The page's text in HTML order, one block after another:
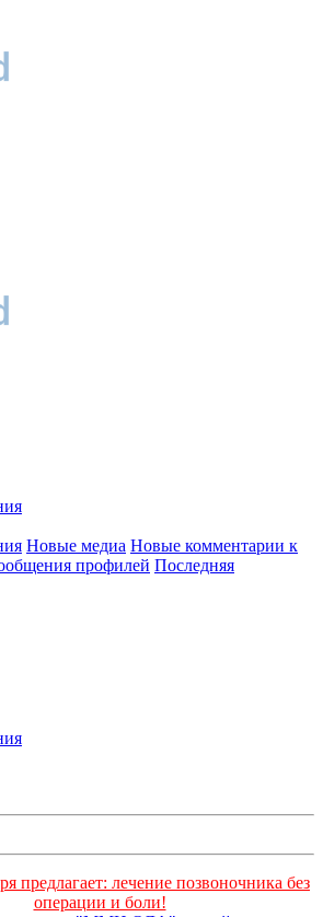
Новые медиа Новые комментарии к
профилей Последняя
предлагает: лечение позвоночника без
операции и боли!